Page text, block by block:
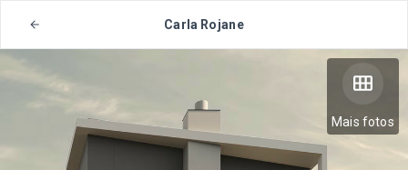
Carla Rojane
Mais fotos